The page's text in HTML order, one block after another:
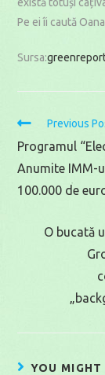
Pe ei îi caută
Sursa:
Read
more
articles
Previous
Programul
Anumite IMM-
100.000 de
O bucată
YOU